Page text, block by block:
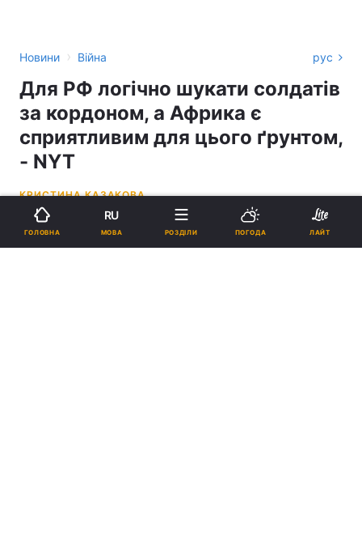
Новини › Війна рус
Для РФ логічно шукати солдатів
за кордоном, а Африка є
сприятливим для цього ґрунтом,
- NYT
КРИСТИНА КАЗАКОВА
02:22, 05.05.26
ГОЛОВНА
RU
МОВА РОЗДІЛИ ПОГОДА ЛАЙТ